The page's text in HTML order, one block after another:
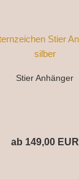
Stier Anhänger
ab 149,00 EUR